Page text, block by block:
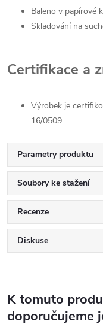
Baleno v papírové
Skladování na
Certifikace a
Výrobek je
16/0509
Parametry produktu
Soubory ke stažení
Recenze
Diskuse
K tomuto
doporučujeme